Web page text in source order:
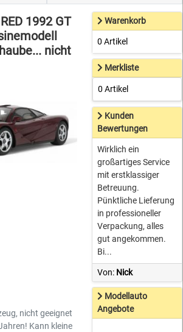
1992 GT
nicht
nicht geeignet
Kann kleine
Warenkorb
0 Artikel
Merkliste
0 Artikel
Kunden
Bewertungen
Wirklich ein
großartiges Service
mit erstklassiger
Betreuung.
Pünktliche Lieferung
in professioneller
Verpackung, alles
gut angekommen.
Bi...
Von: Nick
Modellauto
Angebote